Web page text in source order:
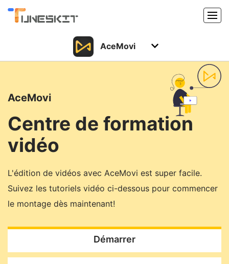
Produits
AceMovi
Télécharger Acheter
AceMovi
Centre de formation
vidéo
L'édition de vidéos avec AceMovi est super facile.
Suivez les tutoriels vidéo ci-dessous pour commencer
le montage dès maintenant!
Démarrer